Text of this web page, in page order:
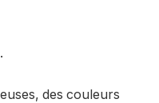
des couleurs